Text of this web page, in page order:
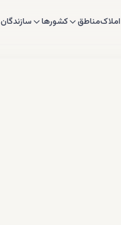
املاکمناطق کشورها سازندگان